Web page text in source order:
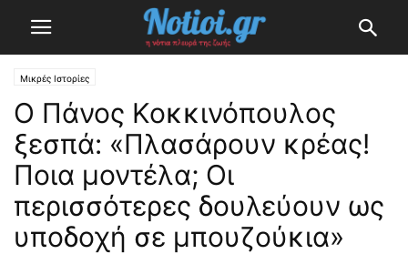
Μικρές Ιστορίες
Ο Πάνος Κοκκινόπουλος
ξεσπά: «Πλασάρουν κρέας!
Ποια μοντέλα; Οι
περισσότερες δουλεύουν ως
υποδοχή σε μπουζούκια»